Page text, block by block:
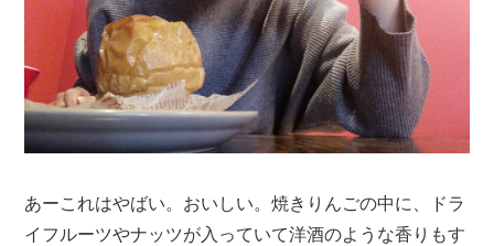
あーこれはやばい。おいしい。焼きりんごの中に、ドラ
イフルーツやナッツが入っていて洋酒のような香りもす